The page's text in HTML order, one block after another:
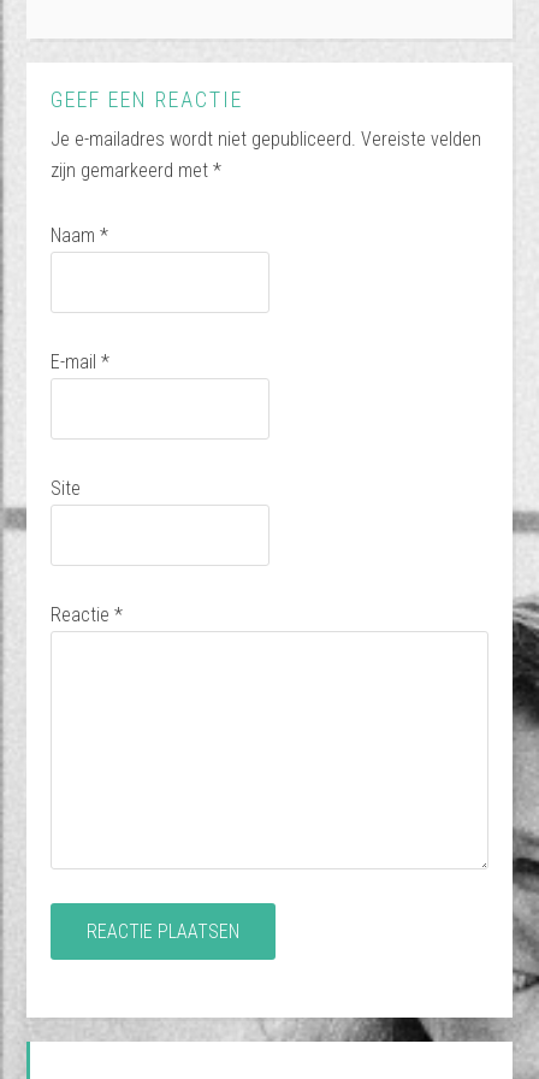
GEEF EEN REACTIE
Je e-mailadres wordt niet gepubliceerd. Vereiste velden
zijn gemarkeerd met*
Naam*
E-mail*
Site
Reactie*